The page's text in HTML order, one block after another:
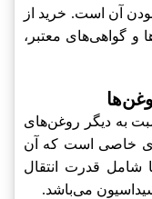
آن است. خرید از
گواهی‌های معتبر،
به دیگر روغن‌های
خاصی است که آن
شامل قدرت انتقال
می‌باشد.